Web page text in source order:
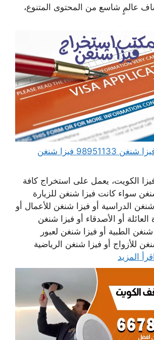
عالمٍ شاسع من المحتوى المتنوع،
مكتب استخراج فيزا شنغن 98951133 فيزا شنغن
الكويت، يعمل على استخراج كافة
سواء كانت فيزا شنغن للزيارة
شنغن الدراسية أو فيزا شنغن للأعمال أو
أو الأصدقاء أو فيزا شنغن
شنغن الطبية أو فيزا شنغن لعبور
للأزواج أو فيزا شنغن الرياضية
اقرأ المزيد